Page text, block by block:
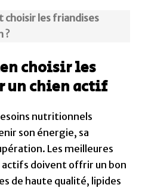
choisir les friandises
?
choisir les
un chien actif
nutritionnels
son énergie, sa
Les meilleures
doivent offrir un bon
de haute qualité, lipides